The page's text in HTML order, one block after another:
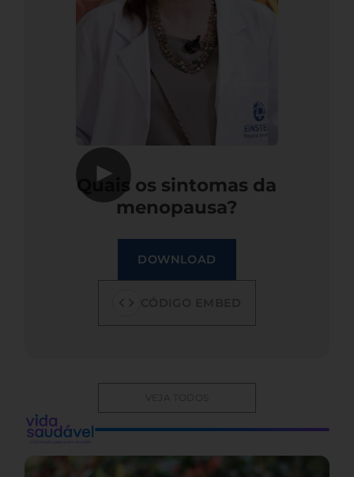
▶
Quais os sintomas da
menopausa?
DOWNLOAD
VEJA TODOS